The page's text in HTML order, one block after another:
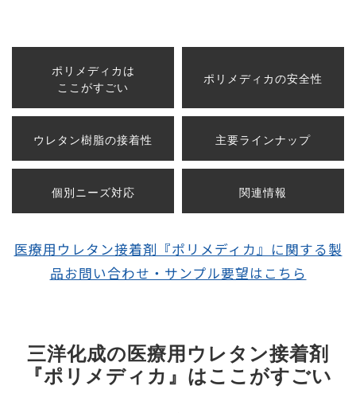
ポリメディカは
ここがすごい
ポリメディカの安全性
ウレタン樹脂の接着性 主要ラインナップ
個別ニーズ対応 関連情報
医療用ウレタン接着剤『ポリメディカ』に関する製
品お問い合わせ・サンプル要望はこちら
三洋化成の医療用ウレタン接着剤
『ポリメディカ』はここがすごい